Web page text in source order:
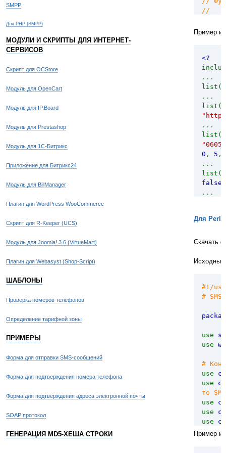
SMPP
Для PHP (SMPP)
МОДУЛИ И СКРИПТЫ ДЛЯ ИНТЕРНЕТ-
СЕРВИСОВ
Скрипт для OCStore
Модуль для OpenCart
Модуль для IP.Board
Модуль для Prestashop
Модуль для 1С-Битрикс
Приложение для Битрикс24
Модуль для BillManager
Плагин для WordPress WooCommerce
Скрипт для R-Keeper (UCS)
Модуль для Joomla! 3.6 (VirtueMart)
Плагин для Webasyst (Shop-Script)
ШАБЛОНЫ
Проверка номеров телефонов
Определение тарифной зоны
ПРИМЕРЫ
Форма для отправки SMS-сообщений
Форма для подтверждения номера телефона
Форма для подтверждения адреса электронной почты
SOAP протокол
ГЕНЕРАЦИЯ MD5-ХЕША СТРОКИ
//
//
//
//
//
//
//
// $id
//
bin,
bot,
//
//
//
//
//
{
$files
//
if
$m[2 ]
Пример
<?
...
list(
...
list(
...
list(
0 , 5 ,
...
list(
false
...
list(
//
?>
Для Perl
Скачать
Исходный
#!/
#
use
use
#
use
use
то
use
use
use
1251
Пример